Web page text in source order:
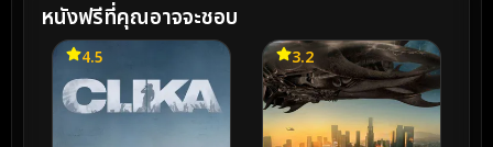
หนังฟรีที่คุณอาจจะชอบ
4.5 3.2